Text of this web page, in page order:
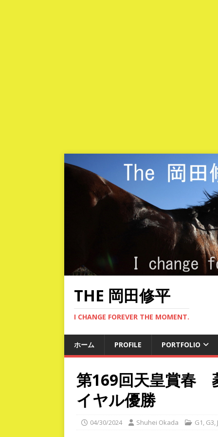
THE 岡田修平
I CHANGE FOREVER THE MOMENT.
ホーム PROFILE PORTFOLIO
第169回天皇賞春
イヤル優勝
04/30/2024 Shuhei Okada G1, G3,